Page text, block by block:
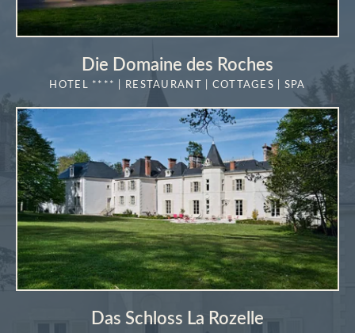
Die Domaine des Roches
HOTEL **** | RESTAURANT | COTTAGES | SPA
MEHR
ERFAHREN
Das Schloss La Rozelle
NOUS APPELER
ODER RESERVIEREN SIE TELEFONISCH!